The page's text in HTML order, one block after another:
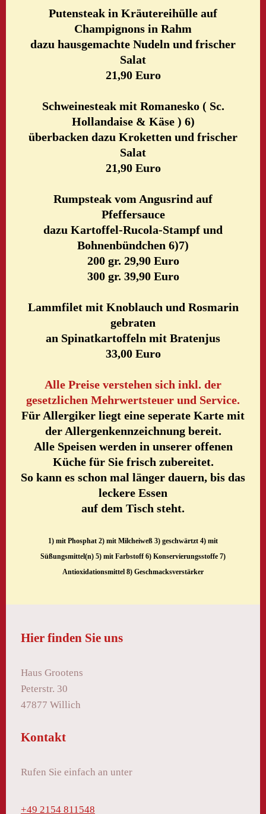
Putensteak in Kräutereihülle auf
Champignons in Rahm
dazu hausgemachte Nudeln und frischer
Salat
21,90 Euro
Schweinesteak mit Romanesko ( Sc.
Hollandaise & Käse ) 6)
überbacken dazu Kroketten und frischer
Salat
21,90 Euro
Rumpsteak vom Angusrind auf
Pfeffersauce
dazu Kartoffel-Rucola-Stampf und
Bohnenbündchen 6)7)
200 gr. 29,90 Euro
300 gr. 39,90 Euro
Lammfilet mit Knoblauch und Rosmarin
gebraten
an Spinatkartoffeln mit Bratenjus
33,00 Euro
Alle Preise verstehen sich inkl. der
gesetzlichen Mehrwertsteuer und Service.
Für Allergiker liegt eine seperate Karte mit
der Allergenkennzeichnung bereit.
Alle Speisen werden in unserer offenen
Küche für Sie frisch zubereitet.
So kann es schon mal länger dauern, bis das
leckere Essen
auf dem Tisch steht.
1) mit Phosphat 2) mit Milcheiweß 3) geschwärtzt 4) mit
Süßungsmittel(n) 5) mit Farbstoff 6) Konservierungsstoffe 7)
Antioxidationsmittel 8) Geschmacksverstärker
Hier finden Sie uns
Haus Grootens
Peterstr. 30
47877 Willich
Kontakt
Rufen Sie einfach an unter
+49 2154 811548